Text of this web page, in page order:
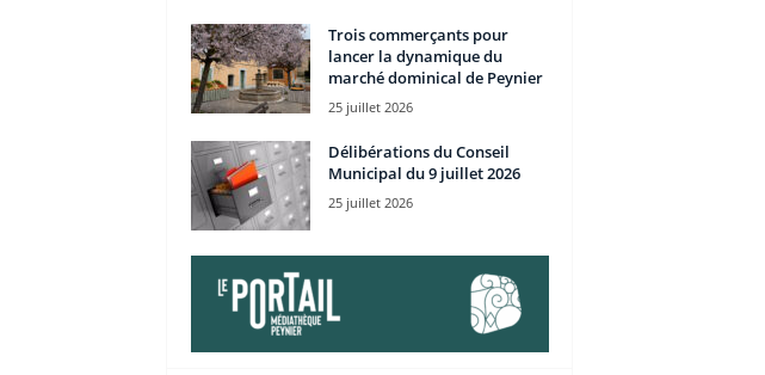
Trois commerçants pour
lancer la dynamique du
marché dominical de Peynier
25 juillet 2026
Délibérations du Conseil
Municipal du 9 juillet 2026
25 juillet 2026